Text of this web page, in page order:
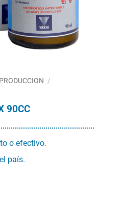
/
90CC
o efectivo.
país.